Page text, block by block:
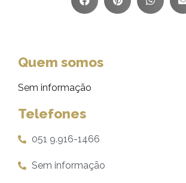
Quem somos
Sem informação
Telefones
051 9.916-1466
Sem informação